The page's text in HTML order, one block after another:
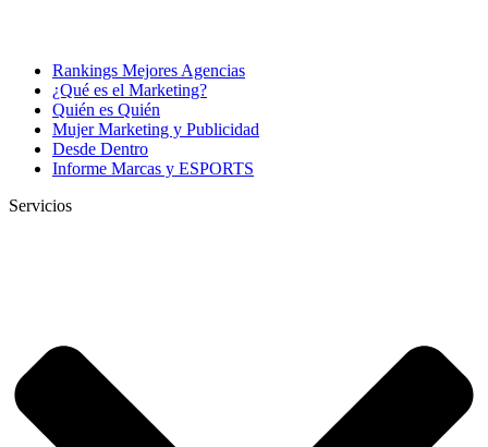
Rankings Mejores Agencias
¿Qué es el Marketing?
Quién es Quién
Mujer Marketing y Publicidad
Desde Dentro
Informe Marcas y ESPORTS
Servicios